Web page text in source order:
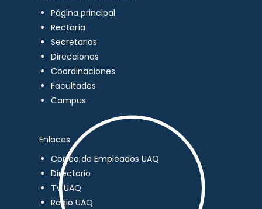
Página principal
Rectoría
Secretarios
Direcciones
Coordinaciones
Facultades
Campus
Enlaces
Correo de Empleados UAQ
Directorio
TV UAQ
Radio UAQ